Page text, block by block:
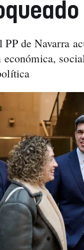
PP de Navarra